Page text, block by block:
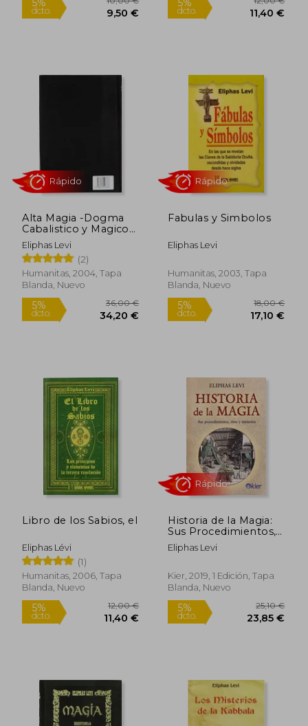
5% 10,00 € 5%
Alta Magia -Dogma
Cabalistico y Magico-
Terciopelo
Eliphas Levi
(2)
Humanitas, 2004, Tapa
Blanda, Nuevo
36,00 €
Rápido
Fabulas y Simbolos
Eliphas Levi
Humanitas, 2003, Tapa
Blanda, Nuevo
5%
Rápido
Libro de los Sabios, el
Eliphas Lévi
(1)
Humanitas, 2006, Tapa
Blanda, Nuevo
Historia de la Magia:
Sus Procedimientos,
Ritos y Misterios
Eliphas Levi
Kier, 2019, 1 Edición, Tapa
Blanda, Nuevo